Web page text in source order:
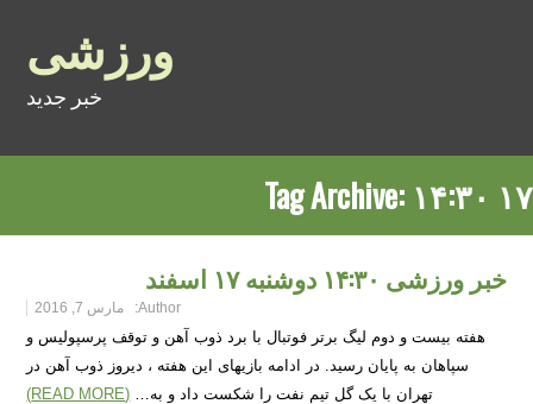
ورزشی
خبر جدید
Tag Archive: ۱۴:۳۰ ۱۷
خبر ورزشی ۱۴:۳۰ دوشنبه ۱۷ اسفند
Author: مارس 7, 2016
هفته بیست و دوم لیگ برتر فوتبال با برد ذوب آهن و توقف پرسپولیس و
سپاهان به پایان رسید. در ادامه بازیهای این هفته ، دیروز ذوب آهن در
تهران با یک گل تیم نفت را شکست داد و به… (READ MORE)